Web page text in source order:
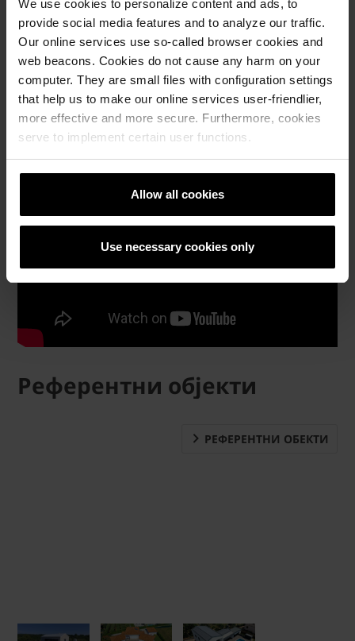
We use cookies to personalize content and ads, to
provide social media features and to analyze our traffic.
Our online services use so-called browser cookies and
web beacons. Cookies do not cause any harm on your
computer. They are small files with configuration settings
that help us to make our online services user-friendlier,
more effective and more secure. Furthermore, cookies
serve to implement certain user functions.
Allow all cookies
Use necessary cookies only
Каталози,
брошури,
технички
материјали
Референтни објекти
РЕФЕРЕНТНИ ОБЕКТИ